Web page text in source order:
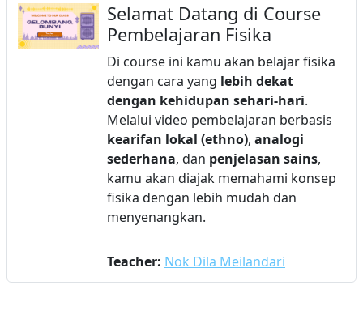
Selamat Datang di Course
Pembelajaran Fisika
Di course ini kamu akan belajar fisika
dengan cara yang lebih dekat
dengan kehidupan sehari-hari.
Melalui video pembelajaran berbasis
kearifan lokal (ethno), analogi
sederhana, dan penjelasan sains,
kamu akan diajak memahami konsep
fisika dengan lebih mudah dan
menyenangkan.
Teacher: Nok Dila Meilandari